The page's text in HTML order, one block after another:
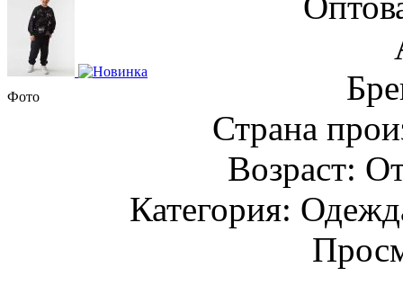
Фото
Страна
Возраст:
Категория: